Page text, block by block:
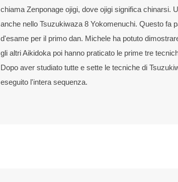
chiama Zenponage ojigi, dove ojigi significa chinarsi.
anche nello Tsuzukiwaza 8 Yokomenuchi. Questo fa
d'esame per il primo dan. Michele ha potuto
gli altri Aikidoka poi hanno praticato le prime tre
Dopo aver studiato tutte e sette le tecniche di
eseguito l'intera sequenza.